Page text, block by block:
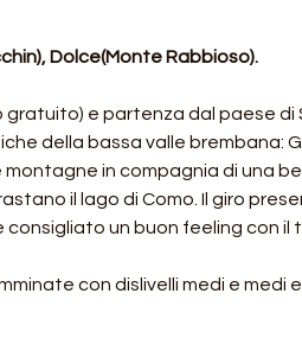
Dolce(Monte Rabbioso).
e partenza dal paese di
della bassa valle brembana:
in compagnia di una
il lago di Como. Il giro
un buon feeling con il
con dislivelli medi e medi